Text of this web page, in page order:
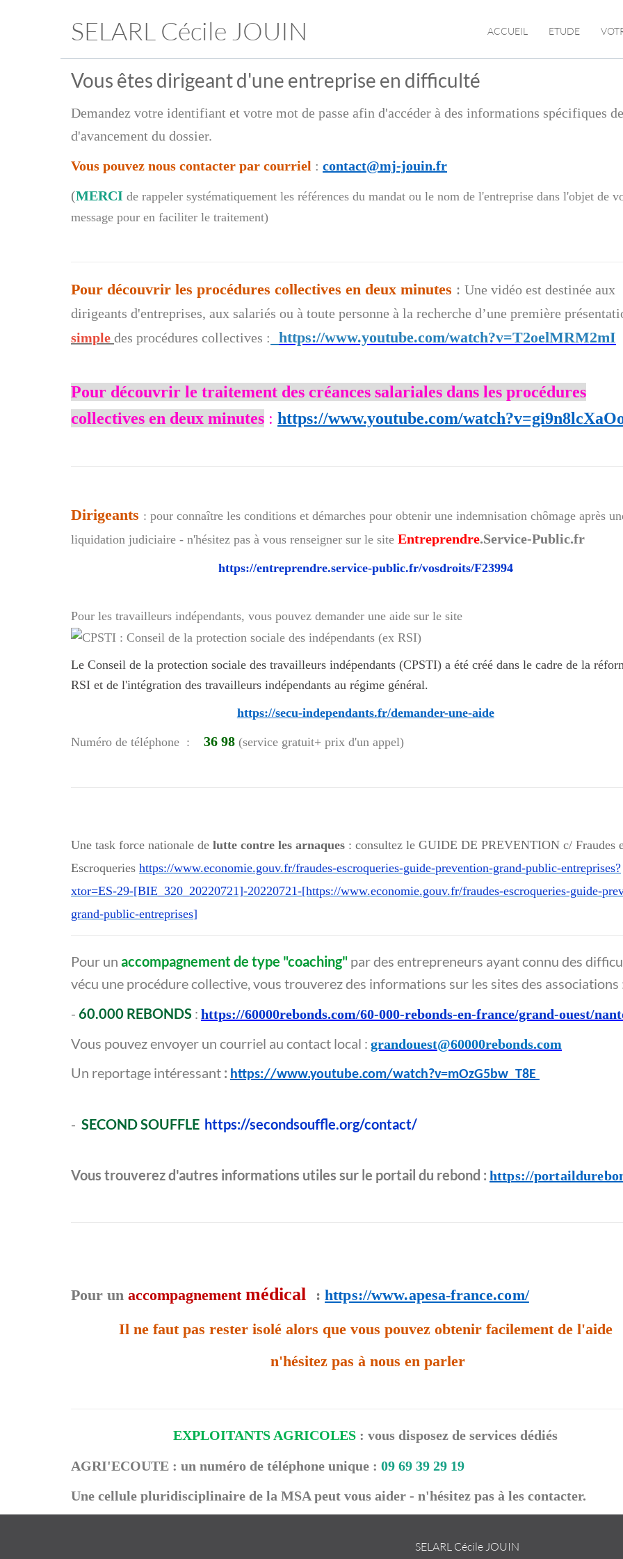
SELARL Cécile JOUIN ACCUEIL ETUDE
Vous êtes dirigeant d'une entreprise en difficulté
Demandez votre identifiant et votre mot de passe afin d'accéder à des informations spécifiques
d'avancement du dossier.
Vous pouvez nous contacter par courriel : contact@mj-jouin.fr
(MERCI de rappeler systématiquement les références du mandat ou le nom de l'entreprise dans l'objet de
message pour en faciliter le traitement)
Pour découvrir les procédures collectives en deux minutes : Une vidéo est destinée aux
dirigeants d'entreprises, aux salariés ou à toute personne à la recherche d’une première
simple des procédures collectives : https://www.youtube.com/watch?v=T2oelMRM2mI
Pour découvrir le traitement des créances salariales dans les procédures
collectives en deux minutes : https://www.youtube.com/
Dirigeants : pour connaître les conditions et démarches pour obtenir une indemnisation chômage après
liquidation judiciaire - n'hésitez pas à vous renseigner sur le site Entreprendre.Service-Public.fr
https://entreprendre.service-public.fr/vosdroits/F23994
Pour les travailleurs indépendants, vous pouvez demander une aide sur le site
Le Conseil de la protection sociale des travailleurs indépendants (CPSTI) a été créé dans le cadre de la
RSI et de l'intégration des travailleurs indépendants au régime général.
https://secu-independants.fr/demander-une-aide
Numéro de téléphone : 36 98 (service gratuit+ prix d'un appel)
Une task force nationale de lutte contre les arnaques : consultez le GUIDE DE PREVENTION c/ Fraudes
Escroqueries https://www.economie.gouv.fr/fraudes-escroqueries-guide-prevention-grand-public-entreprises?
xtor=ES-29-[BIE_320_20220721]-20220721-[https://www.economie.gouv.fr/fraudes-escroqueries-guide-
grand-public-entreprises]
Pour un accompagnement de type "coaching" par des entrepreneurs ayant connu des
vécu une procédure collective, vous trouverez des informations sur les sites des associations
- 60.000 REBONDS : https://60000rebonds.com/60-000-rebonds-en-france/grand-ouest/
Vous pouvez envoyer un courriel au contact local : grandouest@60000rebonds.com
Un reportage intéressant : https://www.youtube.com/watch?v=mOzG5bw_T8E
- SECOND SOUFFLE https://secondsouffle.org/contact/
Vous trouverez d'autres informations utiles sur le portail du rebond : https://
Pour un accompagnement médical : https://www.apesa-france.com/
Il ne faut pas rester isolé alors que vous pouvez obtenir facilement de l'aide
n'hésitez pas à nous en parler
EXPLOITANTS AGRICOLES : vous disposez de services dédiés
AGRI'ECOUTE : un numéro de téléphone unique : 09 69 39 29 19
Une cellule pluridisciplinaire de la MSA peut vous aider - n'hésitez pas à les contacter.
SELARL Cécile JOUIN